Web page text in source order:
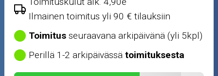
Ilmainen toimitus yli 90 € tilauksiin
Toimitus seuraavana arkipäivänä (yli 5kpl)
Perillä 1-2 arkipäivässätoimituksesta